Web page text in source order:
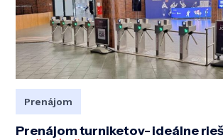
Prenájom
Prenájom turniketov- ideálne